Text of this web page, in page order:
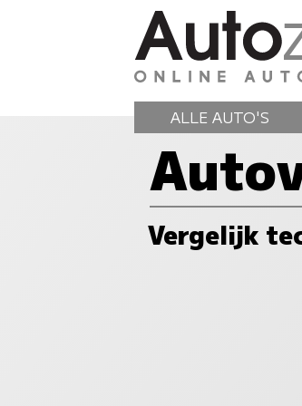
ALLE AUTO'S
Vergelijk